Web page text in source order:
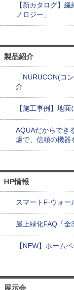
【新カタログ】
ノロジー」
製品紹介
「NURUCON(コ
介
【施工事例】地
AQUAだからでき
慮で、信頼の機器
HP情報
スマートF-ウォー
屋上緑化FAQ「全
【NEW】ホーム
展示会